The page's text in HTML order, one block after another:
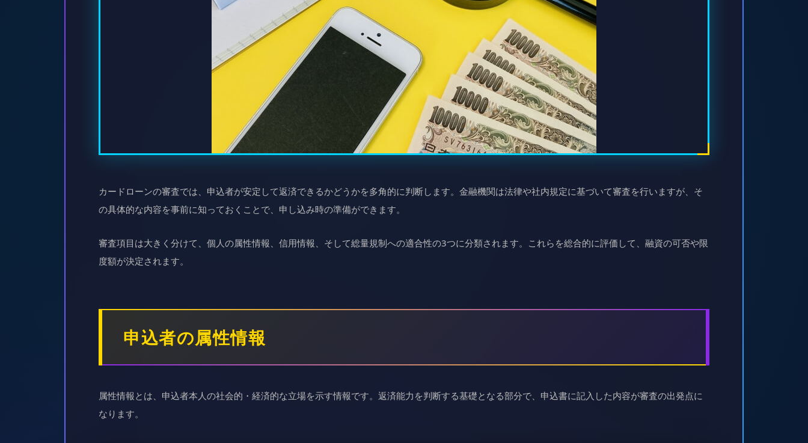
カードローンの審査では、申込者が安定して返済できるかどうかを多角的に判断します。金融機関は法律や社内規定に基づいて審査を行いますが、そ
の具体的な内容を事前に知っておくことで、申し込み時の準備ができます。
審査項目は大きく分けて、個人の属性情報、信用情報、そして総量規制への適合性の3つに分類されます。これらを総合的に評価して、融資の可否や限
度額が決定されます。
申込者の属性情報
属性情報とは、申込者本人の社会的・経済的な立場を示す情報です。返済能力を判断する基礎となる部分で、申込書に記入した内容が審査の出発点に
なります。